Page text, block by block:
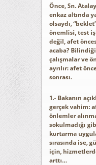
Önce, Sn.
enkaz altında
olsaydı,
önemlisi, test
değil, afet
acaba?
çalışmalar ve
ayrılır: afet
sonrası.
1.- Bakanın
gerçek vahim:
önlemler
sokulmadığı
kurtarma
sırasında ise,
için,
arttı…